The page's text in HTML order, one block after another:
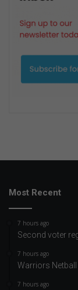
Most Recent
7 hours ago
Second voter
7 hours ago
Warriors
7 hours ago